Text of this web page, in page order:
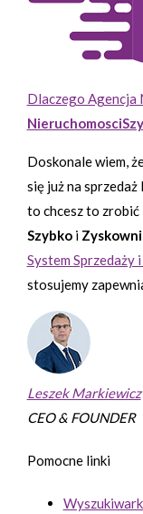
Dlaczego Agencja
Doskonale wiem,
się już na
to chcesz to zrobić
Szybkoi
System Sprzedaży
stosujemy
Leszek Markiewicz
CEO & FOUNDER
Pomocne linki